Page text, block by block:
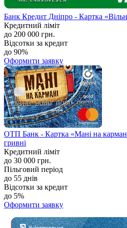
Банк Кредит Дніпро - Картка
Кредитний ліміт
до 200 000 грн.
Відсотки за кредит
до 90%
Оформити заявку
ОТП Банк - Картка «Мані на
гривні
Кредитний ліміт
до 30 000 грн.
Пільговий період
до 55 днів
Відсотки за кредит
до 5%
Оформити заявку